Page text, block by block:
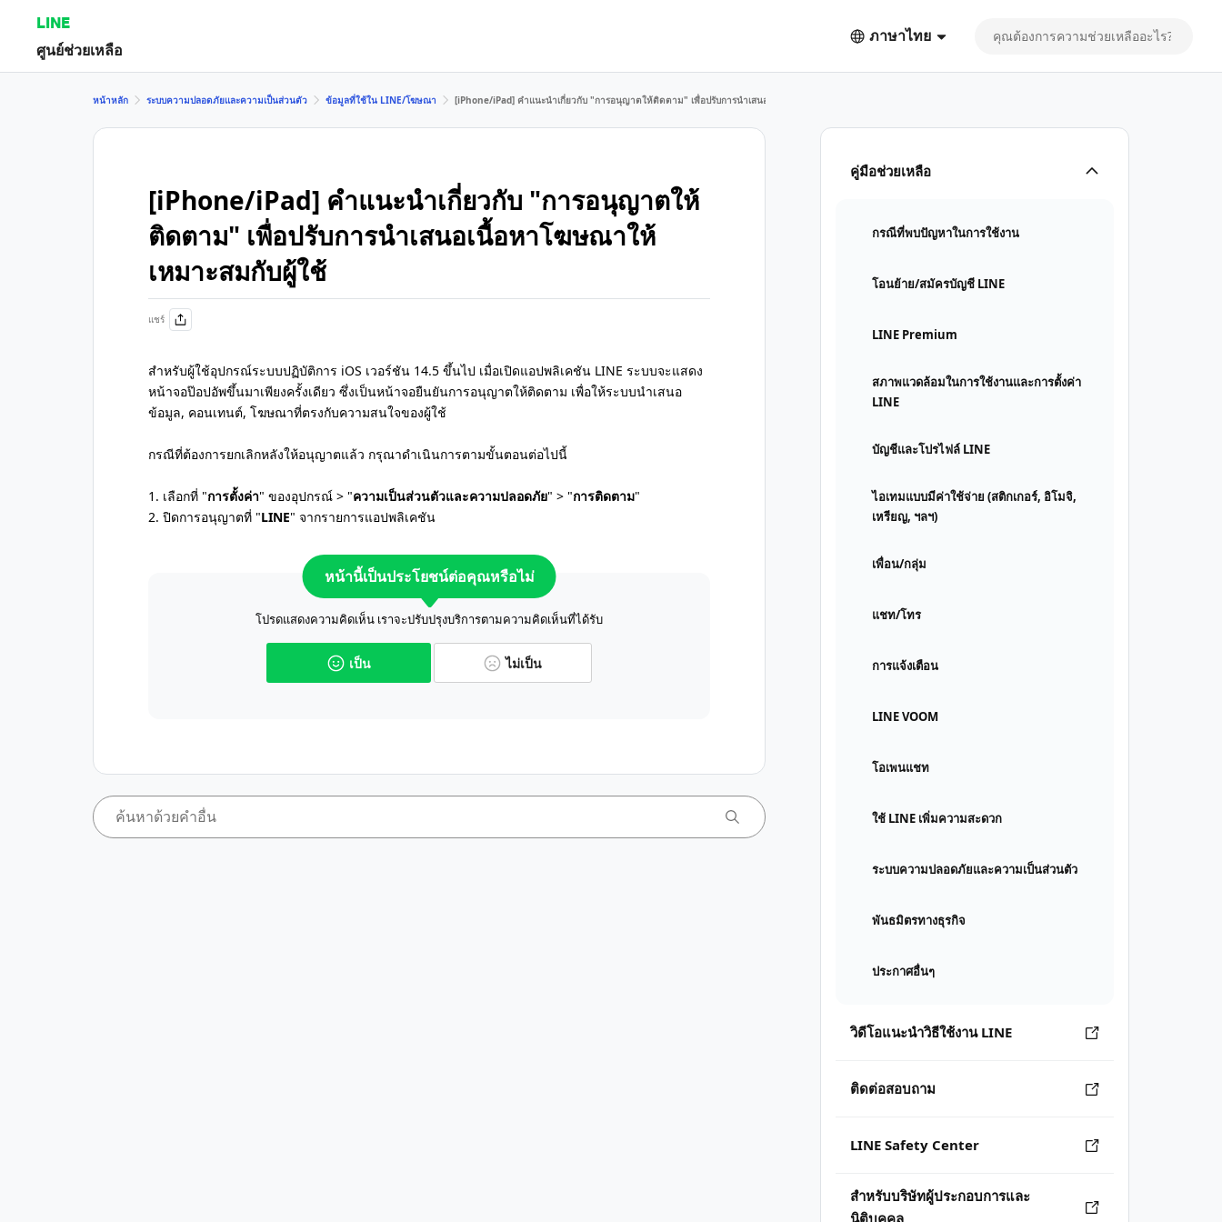
LINE
ศูนย์ช่วยเหลือ
ภาษาไทย
คู่มือช่วยเหลือ
กรณีที่พบปัญหาในการใช้งาน
โอนย้าย/สมัครบัญชี LINE
LINE Premium
สภาพแวดล้อมในการใช้งานและการตั้งค่า
LINE
บัญชีและโปรไฟล์ LINE
ไอเทมแบบมีค่าใช้จ่าย (สติกเกอร์, อิโมจิ,
เหรียญ, ฯลฯ)
เพื่อน/กลุ่ม
แชท/โทร
การแจ้งเตือน
LINE VOOM
โอเพนแชท
ใช้ LINE เพิ่มความสะดวก
ระบบความปลอดภัยและความเป็นส่วนตัว
พันธมิตรทางธุรกิจ
ประกาศอื่นๆ
วิดีโอแนะนำวิธีใช้งาน LINE
ติดต่อสอบถาม
LINE Safety Center
สำหรับบริษัทผู้ประกอบการและ
นิติบุคคล
หน้าหลัก ระบบความปลอดภัยและความเป็นส่วนตัว ข้อมูลที่ใช้ใน LINE/โฆษณา [iPhone/iPad] คำแนะนำเกี่ยวกับ "การอนุญาตให้ติดตาม" เพื่อปรับการนำเสนอเนื้อหาโฆษณาให้เหมาะสมกับผู้ใช้
[iPhone/iPad] คำแนะนำเกี่ยวกับ "การอนุญาตให้
ติดตาม" เพื่อปรับการนำเสนอเนื้อหาโฆษณาให้
เหมาะสมกับผู้ใช้
แชร์
สำหรับผู้ใช้อุปกรณ์ระบบปฏิบัติการ iOS เวอร์ชัน 14.5 ขึ้นไป เมื่อเปิดแอปพลิเคชัน LINE ระบบจะแสดง
หน้าจอป๊อปอัพขึ้นมาเพียงครั้งเดียว ซึ่งเป็นหน้าจอยืนยันการอนุญาตให้ติดตาม เพื่อให้ระบบนำเสนอ
ข้อมูล, คอนเทนต์, โฆษณาที่ตรงกับความสนใจของผู้ใช้
กรณีที่ต้องการยกเลิกหลังให้อนุญาตแล้ว กรุณาดำเนินการตามขั้นตอนต่อไปนี้
1. เลือกที่ "การตั้งค่า" ของอุปกรณ์ > "ความเป็นส่วนตัวและความปลอดภัย" > "การติดตาม"
2. ปิดการอนุญาตที่ "LINE" จากรายการแอปพลิเคชัน
หน้านี้เป็นประโยชน์ต่อคุณหรือไม่
โปรดแสดงความคิดเห็น เราจะปรับปรุงบริการตามความคิดเห็นที่ได้รับ
เป็น ไม่เป็น